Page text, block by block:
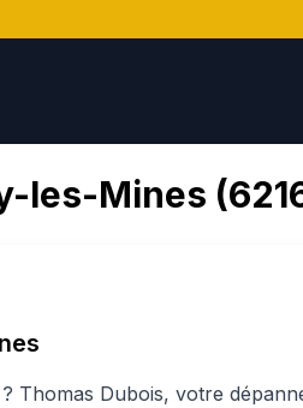
les-Mines (
? Thomas Dubois, votre